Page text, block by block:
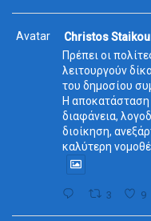
Avatar Christos
Πρέπει οι
λειτουργούν
του δημοσίου
Η αποκατάσταση
διαφάνεια,
διοίκηση,
καλύτερη
3 9